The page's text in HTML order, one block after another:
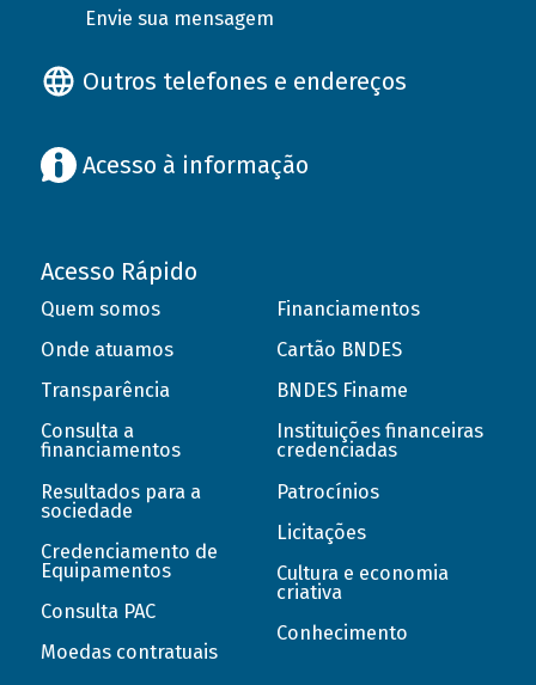
Envie sua mensagem
Outros telefones e endereços
Acesso à informação
Acesso Rápido
Quem somos
Onde atuamos
Transparência
Consulta a
financiamentos
Resultados para a
sociedade
Credenciamento de
Equipamentos
Consulta PAC
Moedas contratuais
Financiamentos
Cartão BNDES
BNDES Finame
Instituições financeiras
credenciadas
Patrocínios
Licitações
Cultura e economia
criativa
Conhecimento